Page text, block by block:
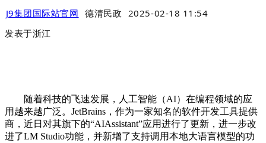
J9集团国际站官网 德清民政 2025-02-18 11:54
发表于浙江
随着科技的飞速发展，人工智能（AI）在编程领域的应
用越来越广泛。JetBrains，作为一家知名的软件开发工具提供
商，近日对其旗下的“AIAssistant”应用进行了更新，进一步改
进了LM Studio功能，并新增了支持调用本地大语言模型的功